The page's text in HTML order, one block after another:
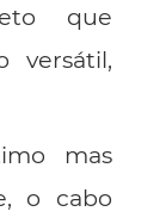
que
versátil,
mas
o cabo